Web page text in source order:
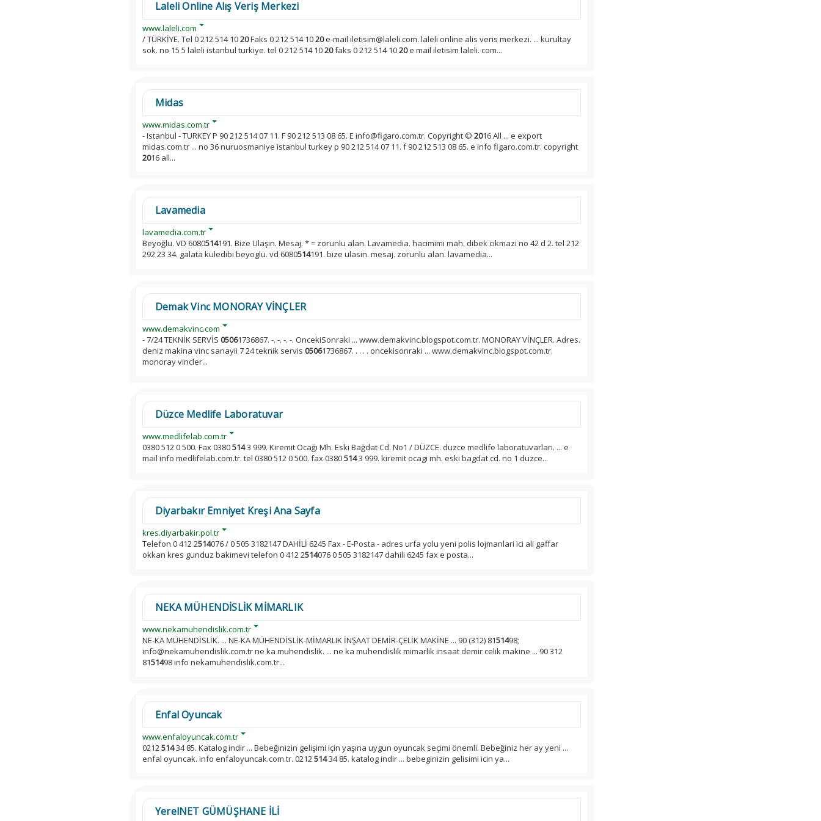
Laleli Online Alış Veriş Merkezi
www.laleli.com
/ TÜRKİYE. Tel 0 212 514 1020Faks 0 212 514 1020e-mail iletisim@laleli.com. laleli online alis veris merkezi. ... kurultay
sok. no 15 5 laleli istanbul turkiye. tel 0 212 514 1020faks 0 212 514 1020e mail iletisim laleli. com...
Midas
www.midas.com.tr
- Istanbul - TURKEY P 90 212 514 07 11. F 90 212 513 08 65. E info@figaro.com.tr. Copyright © 2016 All ... e export
midas.com.tr ... no 36 nuruosmaniye istanbul turkey p 90 212 514 07 11. f 90 212 513 08 65. e info figaro.com.tr. copyright
2016 all...
Lavamedia
lavamedia.com.tr
Beyoğlu. VD 6080514191. Bize Ulaşın. Mesaj. * = zorunlu alan. Lavamedia. hacimimi mah. dibek cikmazi no 42 d 2. tel 212
292 23 34. galata kuledibi beyoglu. vd 6080514191. bize ulasin. mesaj. zorunlu alan. lavamedia...
Demak Vinc MONORAY VİNÇLER
www.demakvinc.com
- 7/24 TEKNİK SERVİS 05061736867. -. -. -. -. OncekiSonraki ... www.demakvinc.blogspot.com.tr. MONORAY VİNÇLER. Adres.
deniz makina vinc sanayii 7 24 teknik servis 05061736867. . . . . oncekisonraki ... www.demakvinc.blogspot.com.tr.
monoray vincler...
Düzce Medlife Laboratuvar
www.medlifelab.com.tr
0380 512 0 500. Fax 03805143 999. Kiremit Ocağı Mh. Eski Bağdat Cd. No1 / DÜZCE. duzce medlife laboratuvarlari. ... e
mail info medlifelab.com.tr. tel 0380 512 0 500. fax 03805143 999. kiremit ocagi mh. eski bagdat cd. no 1 duzce...
Diyarbakır Emniyet Kreşi Ana Sayfa
kres.diyarbakir.pol.tr
Telefon 0 412 2514076 / 0 505 3182147 DAHİLİ 6245 Fax - E-Posta - adres urfa yolu yeni polis lojmanlari ici ali gaffar
okkan kres gunduz bakimevi telefon 0 412 2514076 0 505 3182147 dahili 6245 fax e posta...
NEKA MÜHENDİSLİK MİMARLIK
www.nekamuhendislik.com.tr
NE-KA MÜHENDİSLİK. ... NE-KA MÜHENDİSLİK-MİMARLIK İNŞAAT DEMİR-ÇELİK MAKİNE ... 90 (312) 8151498;
info@nekamuhendislik.com.tr ne ka muhendislik. ... ne ka muhendislik mimarlik insaat demir celik makine ... 90 312
8151498 info nekamuhendislik.com.tr...
Enfal Oyuncak
www.enfaloyuncak.com.tr
021251434 85. Katalog indir ... Bebeğinizin gelişimi için yaşına uygun oyuncak seçimi önemli. Bebeğiniz her ay yeni ...
enfal oyuncak. info enfaloyuncak.com.tr. 021251434 85. katalog indir ... bebeginizin gelisimi icin ya...
YerelNET GÜMÜŞHANE İLİ